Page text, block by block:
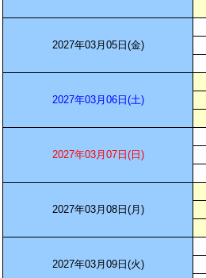
2027年03月05日(金)
2027年03月06日(土)
2027年03月07日(日)
2027年03月08日(月)
2027年03月09日(火)